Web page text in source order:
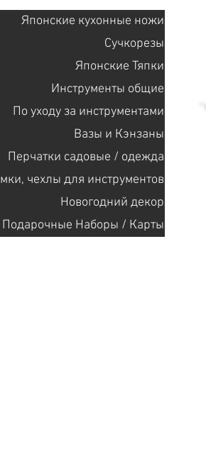
Японские кухонные ножи
Сучкорезы
Японские Тяпки
Инструменты общие
По уходу за инструментами
Bазы и Кэнзаны
Перчатки садовые / одежда
чехлы для инструментов
Новогодний декор
Подарочные Наборы / Карты